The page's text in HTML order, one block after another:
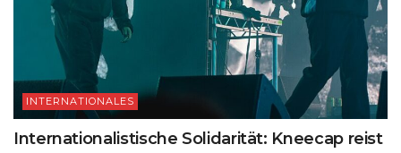
INTERNATIONALES
Internationalistische Solidarität: Kneecap reist